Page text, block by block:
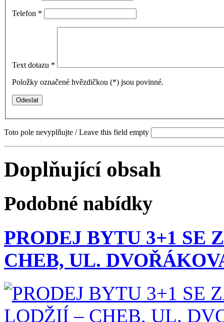
Telefon *
Text dotazu *
Položky označené hvězdičkou (*) jsou povinné.
Toto pole nevyplňujte / Leave this field empty
Doplňující obsah
Podobné nabídky
PRODEJ BYTU 3+1 SE
CHEB, UL.